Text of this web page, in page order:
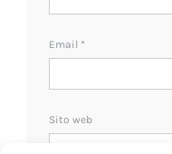
Email *
Sito web